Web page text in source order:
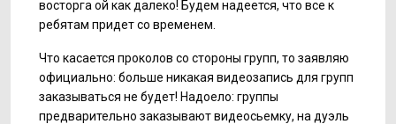
восторга ой как далеко! Будем надеется, что все к
ребятам придет со временем.
Что касается проколов со стороны групп, то заявляю
официально: больше никакая видеозапись для групп
заказываться не будет! Надоело: группы
предварительно заказывают видеосьемку, на дуэль